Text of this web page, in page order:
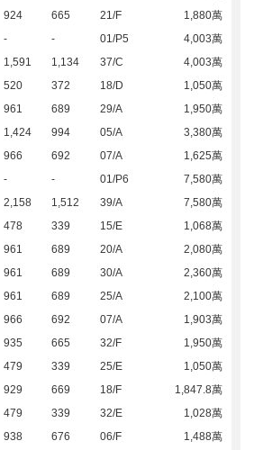
924 665 21/F
1,880萬
- - 01/P5
4,003萬
1,591 1,134 37/C
4,003萬
520 372 18/D
1,050萬
961 689 29/A
1,950萬
1,424 994 05/A
3,380萬
966 692 07/A
1,625萬
- - 01/P6
7,580萬
2,158 1,512 39/A
7,580萬
478 339 15/E
1,068萬
961 689 20/A
2,080萬
961 689 30/A
2,360萬
961 689 25/A
2,100萬
966 692 07/A
1,903萬
935 665 32/F
1,950萬
479 339 25/E
1,050萬
929 669 18/F
1,847.8萬
479 339 32/E
1,028萬
938 676 06/F
1,488萬